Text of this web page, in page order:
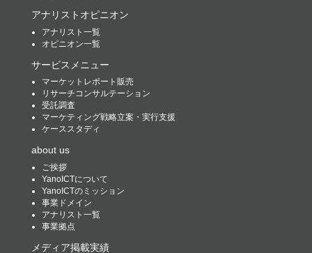
アナリストオピニオン
アナリスト一覧
オピニオン一覧
サービスメニュー
マーケットレポート販売
リサーチコンサルテーション
受託調査
マーケティング戦略立案・実行支援
ケーススタディ
about us
ご挨拶
YanoICTについて
YanoICTのミッション
事業ドメイン
アナリスト一覧
事業拠点
メディア掲載実績